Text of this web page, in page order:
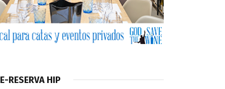
RESERVA HIP